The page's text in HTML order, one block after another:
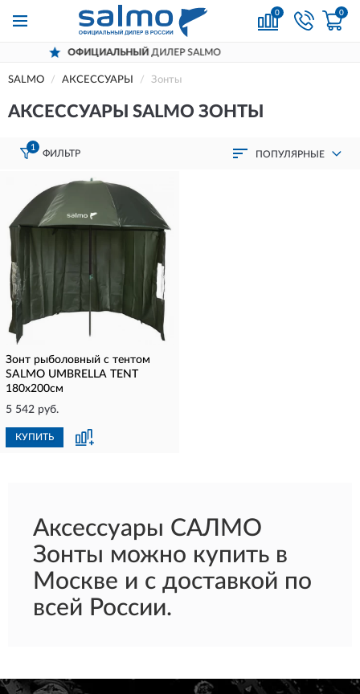
0 0
ОФИЦИАЛЬНЫЙДИЛЕР SALMO
SALMO АКСЕССУАРЫ Зонты
АКСЕССУАРЫ SALMO ЗОНТЫ
1
ФИЛЬТР ПОПУЛЯРНЫЕ
Зонт рыболовный с тентом
SALMO UMBRELLA TENT
180х200см
5 542 руб.
КУПИТЬ
Аксессуары САЛМО
Зонты можно купить в
Москве и с доставкой по
всей России.